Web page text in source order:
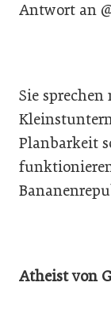
Antwort an
Sie
Planbarkeit
Atheist von